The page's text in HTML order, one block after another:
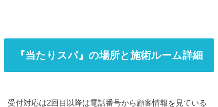
『当たりスパ』の場所と施術ルーム詳細
受付対応は2回目以降は電話番号から顧客情報を見ている